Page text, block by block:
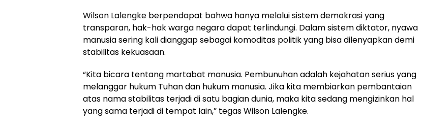
Wilson Lalengke berpendapat bahwa hanya melalui sistem demokrasi yang
transparan, hak-hak warga negara dapat terlindungi. Dalam sistem diktator, nyawa
manusia sering kali dianggap sebagai komoditas politik yang bisa dilenyapkan demi
stabilitas kekuasaan.
“Kita bicara tentang martabat manusia. Pembunuhan adalah kejahatan serius yang
melanggar hukum Tuhan dan hukum manusia. Jika kita membiarkan pembantaian
atas nama stabilitas terjadi di satu bagian dunia, maka kita sedang mengizinkan hal
yang sama terjadi di tempat lain,” tegas Wilson Lalengke.